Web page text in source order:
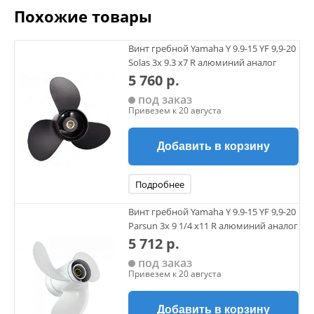
F20 (4-х такт.) 2007 г. - наст. время
BF 8 л.с. 2000 г. - наст. время
BF 9.9 л.с. 1988 г. - наст. время
BF 15 л.с. 1991 г. - наст. время
BF 20 л.с. 2003 г. - наст. время
Похожие товары
Винт гребной Yamaha Y 9.9-15 YF 9,9-20
Solas 3х 9.3 х7 R алюминий аналог
5 760 р.
под заказ
Привезем к 20 августа
Добавить в корзину
Подробнее
Винт гребной Yamaha Y 9.9-15 YF 9,9-20
Parsun 3х 9 1/4 х11 R алюминий аналог
5 712 р.
под заказ
Привезем к 20 августа
Добавить в корзину